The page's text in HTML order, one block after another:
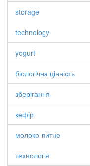
storage
technology
yogurt
біологічна цінність
зберігання
кефір
молоко-питне
технологія